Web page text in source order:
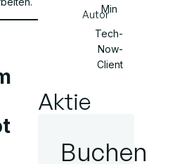
AutorMin
Tech-
Now-
Client
Aktie
Buchen